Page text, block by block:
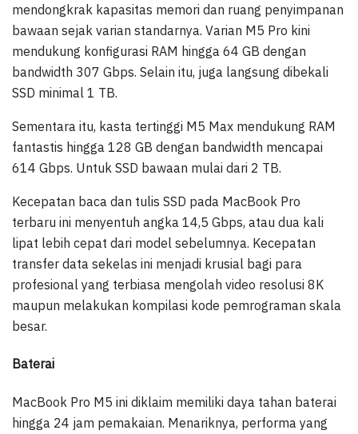
mendongkrak kapasitas memori dan ruang penyimpanan
bawaan sejak varian standarnya. Varian M5 Pro kini
mendukung konfigurasi RAM hingga 64 GB dengan
bandwidth 307 Gbps. Selain itu, juga langsung dibekali
SSD minimal 1 TB.
Sementara itu, kasta tertinggi M5 Max mendukung RAM
fantastis hingga 128 GB dengan bandwidth mencapai
614 Gbps. Untuk SSD bawaan mulai dari 2 TB.
Kecepatan baca dan tulis SSD pada MacBook Pro
terbaru ini menyentuh angka 14,5 Gbps, atau dua kali
lipat lebih cepat dari model sebelumnya. Kecepatan
transfer data sekelas ini menjadi krusial bagi para
profesional yang terbiasa mengolah video resolusi 8K
maupun melakukan kompilasi kode pemrograman skala
besar.
Baterai
MacBook Pro M5 ini diklaim memiliki daya tahan baterai
hingga 24 jam pemakaian. Menariknya, performa yang